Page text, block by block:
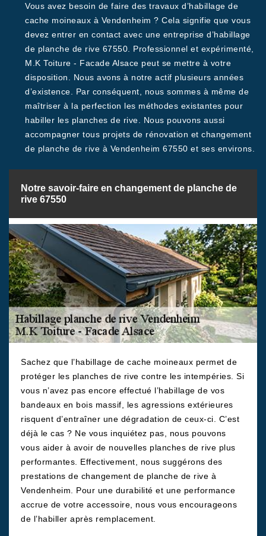
Vous avez besoin de faire des travaux d’habillage de
cache moineaux à Vendenheim ? Cela signifie que vous
devez entrer en contact avec une entreprise d’habillage
de planche de rive 67550. Professionnel et expérimenté,
M.K Toiture - Facade Alsace peut se mettre à votre
disposition. Nous avons à notre actif plusieurs années
d’existence. Par conséquent, nous sommes à même de
maîtriser à la perfection les méthodes existantes pour
habiller les planches de rive. Nous pouvons aussi
accompagner tous projets de rénovation et changement
de planche de rive à Vendenheim 67550 et ses environs.
Notre savoir-faire en changement de planche de
rive 67550
Sachez que l’habillage de cache moineaux permet de
protéger les planches de rive contre les intempéries. Si
vous n’avez pas encore effectué l’habillage de vos
bandeaux en bois massif, les agressions extérieures
risquent d’entraîner une dégradation de ceux-ci. C’est
déjà le cas ? Ne vous inquiétez pas, nous pouvons
vous aider à avoir de nouvelles planches de rive plus
performantes. Effectivement, nous suggérons des
prestations de changement de planche de rive à
Vendenheim. Pour une durabilité et une performance
accrue de votre accessoire, nous vous encourageons
de l’habiller après remplacement.